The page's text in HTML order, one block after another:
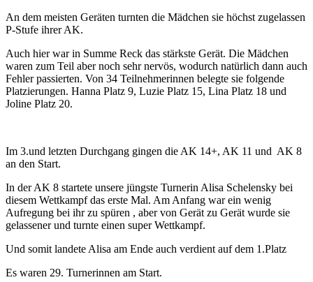
An dem meisten Geräten turnten die Mädchen sie höchst zugelassen
P-Stufe ihrer AK.
Auch hier war in Summe Reck das stärkste Gerät. Die Mädchen
waren zum Teil aber noch sehr nervös, wodurch natürlich dann auch
Fehler passierten. Von 34 Teilnehmerinnen belegte sie folgende
Platzierungen. Hanna Platz 9, Luzie Platz 15, Lina Platz 18 und
Joline Platz 20.
Im 3.und letzten Durchgang gingen die AK 14+, AK 11 und AK 8
an den Start.
In der AK 8 startete unsere jüngste Turnerin Alisa Schelensky bei
diesem Wettkampf das erste Mal. Am Anfang war ein wenig
Aufregung bei ihr zu spüren , aber von Gerät zu Gerät wurde sie
gelassener und turnte einen super Wettkampf.
Und somit landete Alisa am Ende auch verdient auf dem 1.Platz
Es waren 29. Turnerinnen am Start.